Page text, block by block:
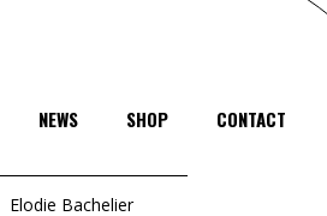
NEWS SHOP CONTACT
Elodie Bachelier